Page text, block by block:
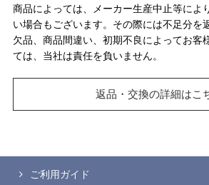
商品によっては、メーカー生産中止等によ
い場合もございます。その際には不足分を
欠品、商品間違い、初期不良によってお客
ては、当社は責任を負いません。
返品・交換の詳細はこ
ご利用ガイド